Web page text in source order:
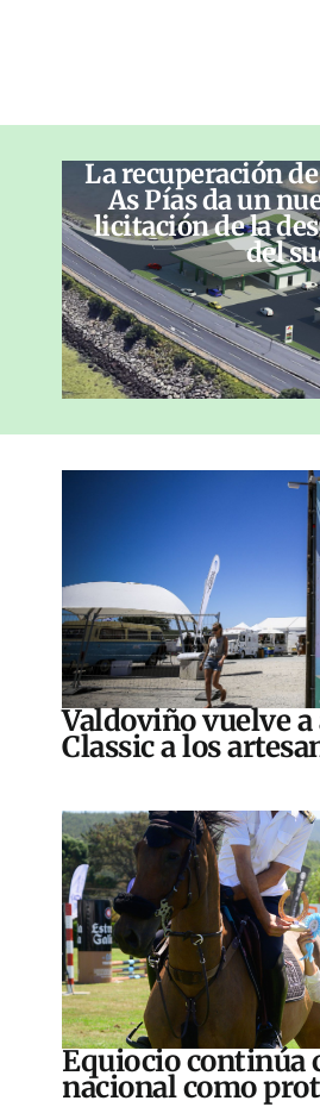
La recuperación
As Pías da un
licitación de la
del
Valdoviño vuelve
Classic a los
Equiocio continúa
nacional como